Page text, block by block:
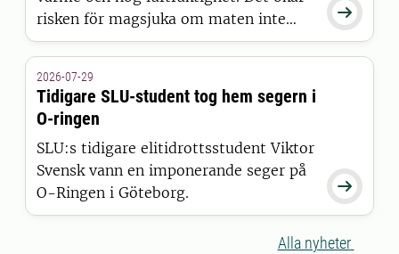

risken för magsjuka om maten inte
hanteras rätt. Sofia Boqvist, professor
delar sina viktigaste råd för säker
mathantering i sommar.

2026-07-29
Tidigare SLU-student tog hem segern i
O-ringen
SLU:s tidigare elitidrottsstudent Viktor
Svensk vann en imponerande seger på
O-Ringen i Göteborg.
Alla nyheter